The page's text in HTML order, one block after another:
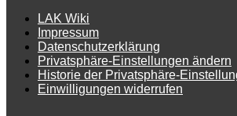
LAK Wiki
Impressum
Datenschutzerklärung
Privatsphäre-Einstellungen ändern
Historie der Privatsphäre-
Einwilligungen widerrufen